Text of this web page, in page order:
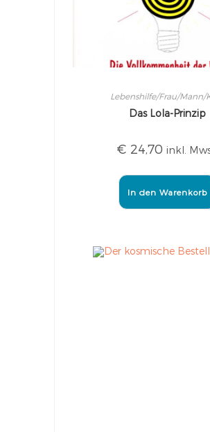
Lebenshilfe/Frau/Mann/
Das Lola-Prinzip
€ 24,70 inkl.
In den Warenkorb